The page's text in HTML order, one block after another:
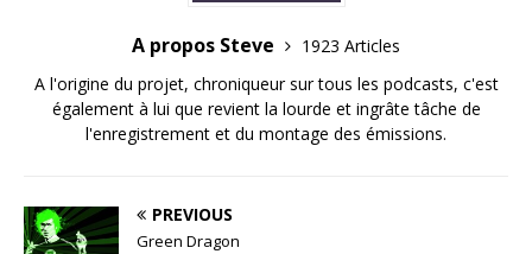
A propos Steve
1923 Articles
A l'origine du projet, chroniqueur sur tous les podcasts, c'est
également à lui que revient la lourde et ingrâte tâche de
l'enregistrement et du montage des émissions.
PREVIOUS
Green Dragon